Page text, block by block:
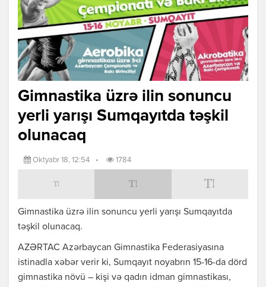
Gimnastika üzrə ilin sonuncu
yerli yarışı Sumqayıtda təşkil
olunacaq
Oktyabr 18, 12:54 • 1784
Gimnastika üzrə ilin sonuncu yerli yarışı Sumqayıtda
təşkil olunacaq.
AZƏRTAC Azərbaycan Gimnastika Federasiyasına
istinadla xəbər verir ki, Sumqayıt noyabrın 15-16-da dörd
gimnastika növü – kişi və qadın idman gimnastikası,